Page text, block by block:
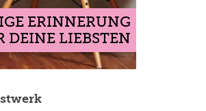
ERINNERUNG
DEINE LIEBSTEN